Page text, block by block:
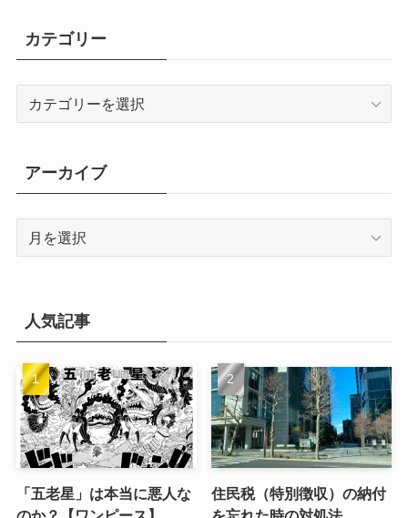
カテゴリー
ー
アーカイブ
人気記事
「五老星」は本当に悪人な
住民税（特別徴収）の納付